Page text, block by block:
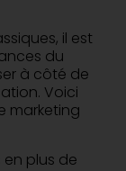
il est
du
à côté de
Voici
marketing
en plus de